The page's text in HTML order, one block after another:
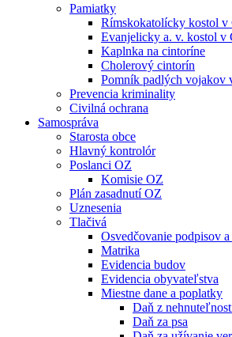
Pamiatky
Rímskokatolícky kostol v
Evanjelicky a. v. kostol v
Kaplnka na cintoríne
Cholerový cintorín
Pomník padlých vojakov
Prevencia kriminality
Civilná ochrana
Samospráva
Starosta obce
Hlavný kontrolór
Poslanci OZ
Komisie OZ
Plán zasadnutí OZ
Uznesenia
Tlačivá
Osvedčovanie podpisov
Matrika
Evidencia budov
Evidencia obyvateľstva
Miestne dane a poplatky
Daň z
Daň za psa